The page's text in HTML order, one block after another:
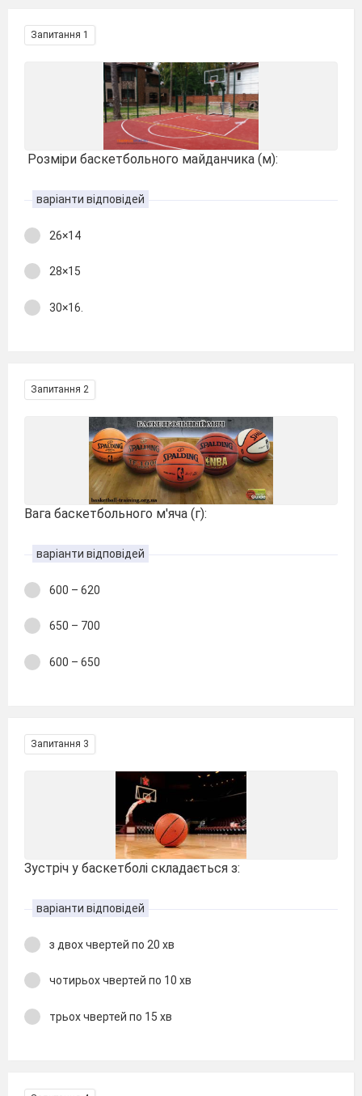
Запитання 1
Розміри баскетбольного майданчика (м):
варіанти відповідей
26×14
28×15
30×16.
Запитання 2
Вага баскетбольного м'яча (г):
варіанти відповідей
600 – 620
650 – 700
600 – 650
Запитання 3
Зустріч у баскетболі складається з:
варіанти відповідей
з двох чвертей по 20 хв
чотирьох чвертей по 10 хв
трьох чвертей по 15 хв